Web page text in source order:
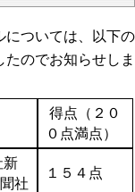
については、以下の
のでお知らせしま
得点（２０
０点満点）
新
社
１５４点